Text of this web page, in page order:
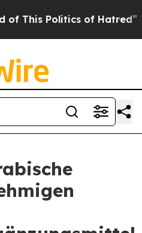
Politics of Hatred” The